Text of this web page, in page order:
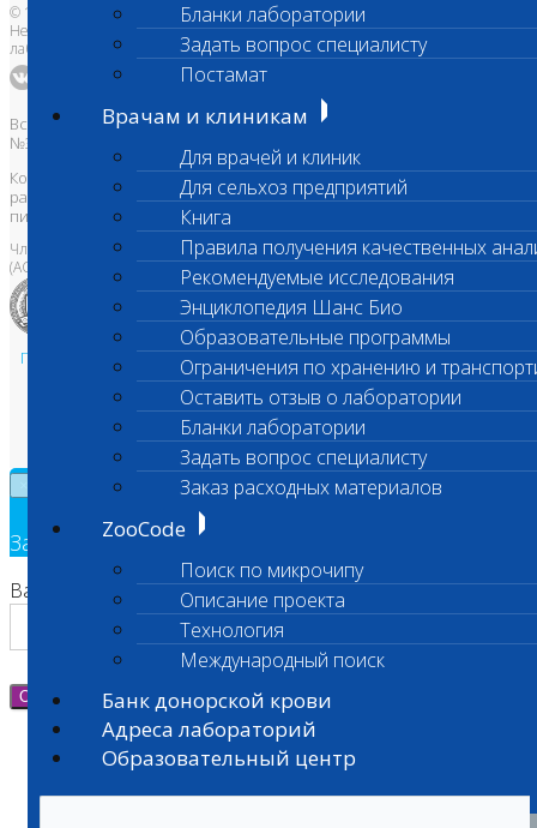
Бланки лаборатории
Задать вопрос специалисту
Постамат
Врачам и клиникам
Для врачей и клиник
Для сельхоз предприятий
Книга
Правила получения качественных
Рекомендуемые исследования
Энциклопедия Шанс Био
Образовательные программы
Ограничения по хранению и
Оставить отзыв о лаборатории
Бланки лаборатории
Задать вопрос специалисту
Заказ расходных материалов
ZooCode
Поиск по микрочипу
Описание проекта
Технология
Международный поиск
Банк донорской крови
Адреса лабораторий
Образовательный центр
© 1996-2026
Независимая ветеринарная
лаборатория Шанс Био
Все права защищены и охраняются законом. Товарный знак
№395740 от 2008 г. ООО "ШАНС БИО"
Копирование, тиражирование, а также использование материалов,
размещенных на сайтеwww.vetlab.ruвозможно только с
письменного разрешения Правообладателя
Член Национальной ветеринарной палаты
(АСРО НВП)
Политика в области персональных данных и конфиденциальности
Пользовательское соглашение
Техническая поддержка
Заявка на обратный звонок
Ваш номер телефона
Отправить